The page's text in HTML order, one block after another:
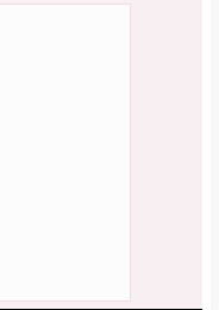
sonrasında Haber Şefi